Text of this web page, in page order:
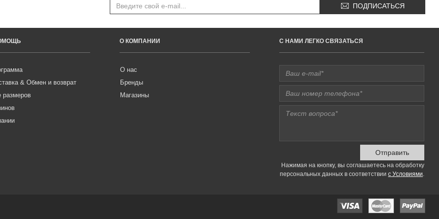
ПОДПИСАТЬСЯ
& Обмен и возврат
размеров
О КОМПАНИИ
О нас
Бренды
Магазины
C НАМИ ЛЕГКО СВЯЗАТЬСЯ
Отправить
Нажимая на кнопку, вы соглашаетесь на обработку
персональных данных в соответствии с Условиями.